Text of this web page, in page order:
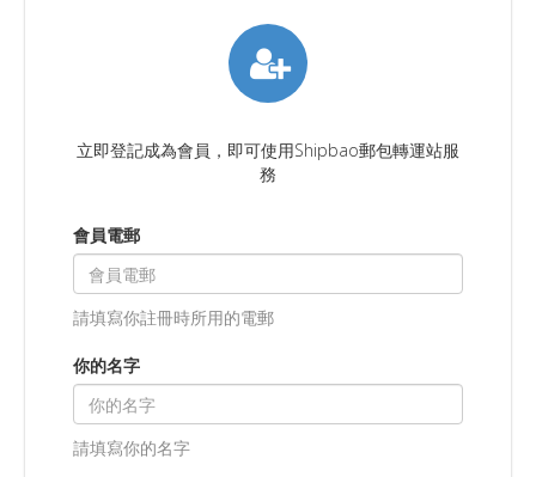
立即登記成為會員，即可使用Shipbao郵包轉運站服
務
會員電郵
請填寫你註冊時所用的電郵
你的名字
請填寫你的名字